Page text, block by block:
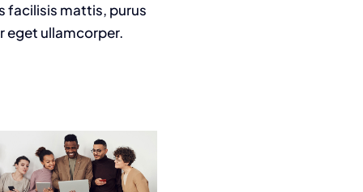
facilisis mattis, purus
eget ullamcorper.